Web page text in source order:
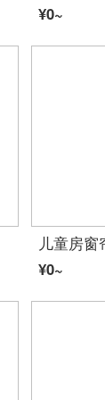
¥0~
¥0~